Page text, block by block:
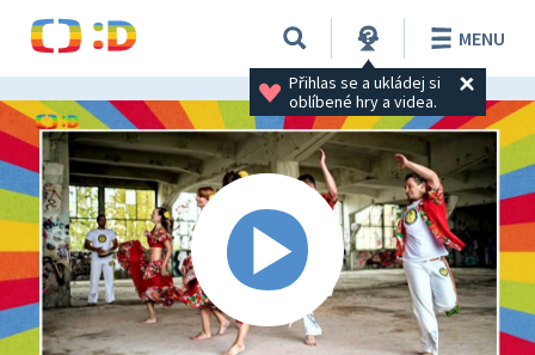
Přihlas se a ukládej si
oblíbené hry a videa.
MENU